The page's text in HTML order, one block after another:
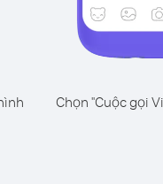
Chọn "Cuộc gọi